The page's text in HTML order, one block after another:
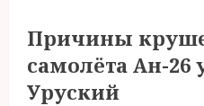
Причины
самолёта Ан-26
Уруский